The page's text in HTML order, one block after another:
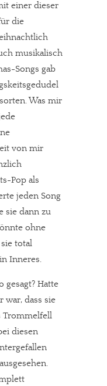
einer dieser
die
musikalisch
Songs gab
Was mir
von mir
Pop als
jeden Song
sie dann zu
ohne
total
Inneres.
gesagt? Hatte
war, dass sie
Trommelfell
diesen